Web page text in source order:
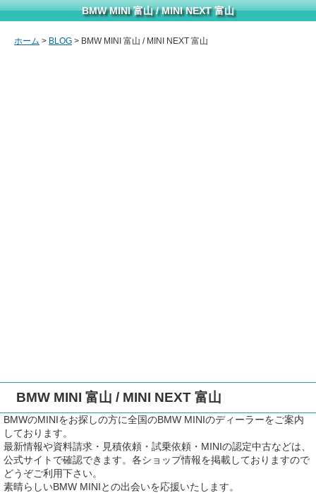
BMW MINI 富山 / MINI NEXT 富山
ホーム > BLOG > BMW MINI 富山 / MINI NEXT 富山
BMW MINI 富山 / MINI NEXT 富山
BMWのMINIをお探しの方に全国のBMW MINIのディーラーをご案内
しております。
最新情報や資料請求・見積依頼・試乗依頼・MINIの認定中古などは、
公式サイトで確認できます。各ショップ情報を掲載しておりますので
どうぞご利用下さい。
素晴らしいBMW MINIとの出会いを応援いたします。